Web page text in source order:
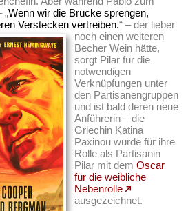
„Wenn wir die Brücke sprengen,
Verstecken vertreiben.“– der lieber
noch einen weiteren
Becher Wein hätte,
sorgt Pilar für die
notwendigen
Verknüpfungen unter
den Partisanengruppen
und ist bald deren neue
Anführerin – die
Griechin Katina
Paxinou wurde für ihre
Rolle als Partisanin
Pilar mit demOscar
für die weibliche
Nebenrolle
ausgezeichnet.